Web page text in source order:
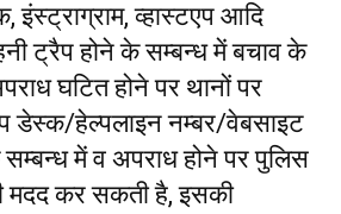
इंस्ट्राग्राम, व्हास्टएप आदि
ट्रैप होने के सम्बन्ध में बचाव के
घटित होने पर थानों पर
डेस्क/हेल्पलाइन नम्बर/वेबसाइट
में व अपराध होने पर पुलिस
मदद कर सकती है, इसकी